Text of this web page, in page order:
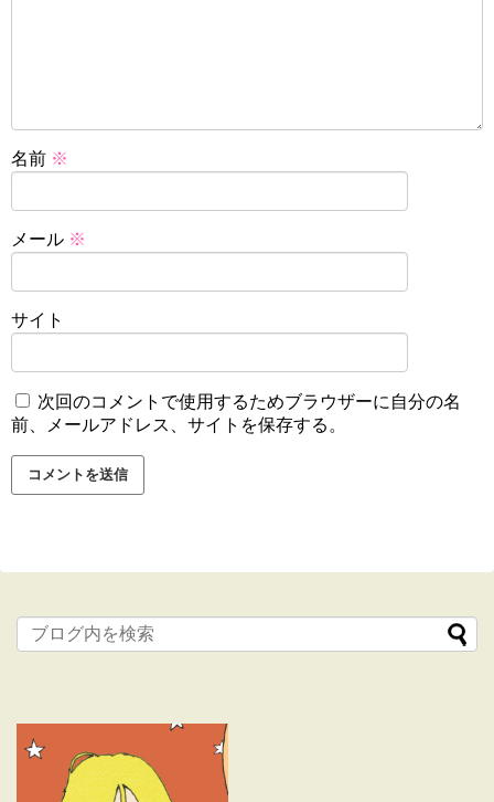
名前 ※
メール ※
サイト
次回のコメントで使用するためブラウザーに自分の名
前、メールアドレス、サイトを保存する。